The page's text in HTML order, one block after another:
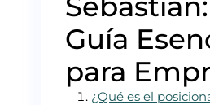
Guía
para
¿Qué es el